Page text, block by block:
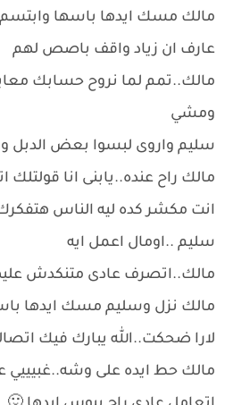
مالك مسك ايدها باسها
عارف ان زياد واقف باصص لهم
مالك..تمم لما نروح حسابك
ومشي
سليم واروى لبسوا بعض الدبل
مالك راح عنده..يابنى انا
انت مكشر كده ليه الناس
سليم ..اومال اعمل ايه
مالك..اتصرف عادى متنكدش
مالك نزل وسليم مسك ايدها
لارا ضحكت..الله يبارك فيك
مالك حط ايده على وشه..غبيييي